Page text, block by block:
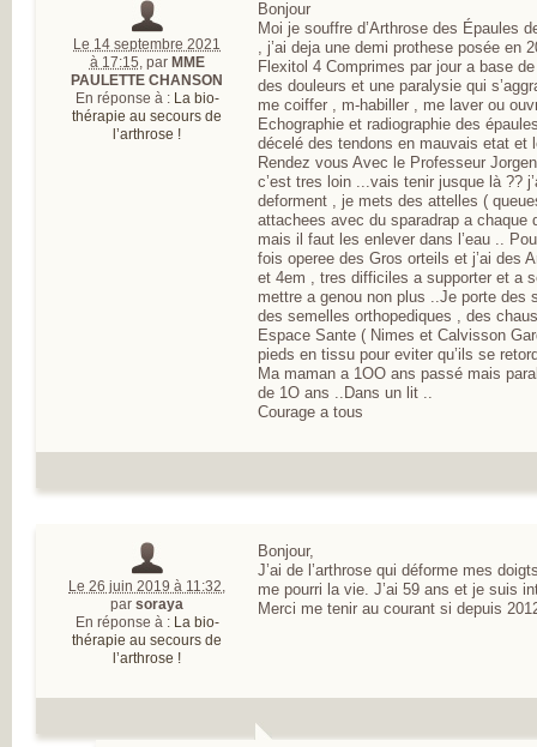
GRANDE
POUR
VOS ATTENTES
DANS
L’ARTHROSE,
MALADIE DE
L’ARTICULATION
DE NOMBREUX
RÉPONDANTS
ET EN ACTIVITÉ
D’IMPORTANTS
BESOINS
UN QUOTIDIEN
FORTEMENT
PERTURBÉ
DES BESOINS
LARGEMENT
INSATISFAITS
PARTICIPEZ AUX
FUTURES
Le 14 septembre 2021
à 17:15, par MME
PAULETTE CHANSON
En réponse à : La bio-
thérapie au secours de
l’arthrose !
Bonjour
Moi je souffre d’Arthrose des Épaules
, j’ai deja une demi prothese posée en
Flexitol 4 Comprimes par jour a base
des douleurs et une paralysie qui
me coiffer , m-habiller , me laver ou
Echographie et radiographie des
décelé des tendons en mauvais etat et
Rendez vous Avec le Professeur
c’est tres loin ...vais tenir jusque là ??
deforment , je mets des attelles (
attachees avec du sparadrap a chaque
mais il faut les enlever dans l’eau ..
fois operee des Gros orteils et j’ai des
et 4em , tres difficiles a supporter et a
mettre a genou non plus ..Je porte des
des semelles orthopediques , des
Espace Sante ( Nimes et Calvisson
pieds en tissu pour eviter qu’ils se
Ma maman a 1OO ans passé mais
de 1O ans ..Dans un lit ..
Courage a tous
Le 26 juin 2019 à 11:32,
par soraya
En réponse à : La bio-
thérapie au secours de
l’arthrose !
Bonjour,
J’ai de l’arthrose qui déforme mes
me pourri la vie. J’ai 59 ans et je suis
Merci me tenir au courant si depuis